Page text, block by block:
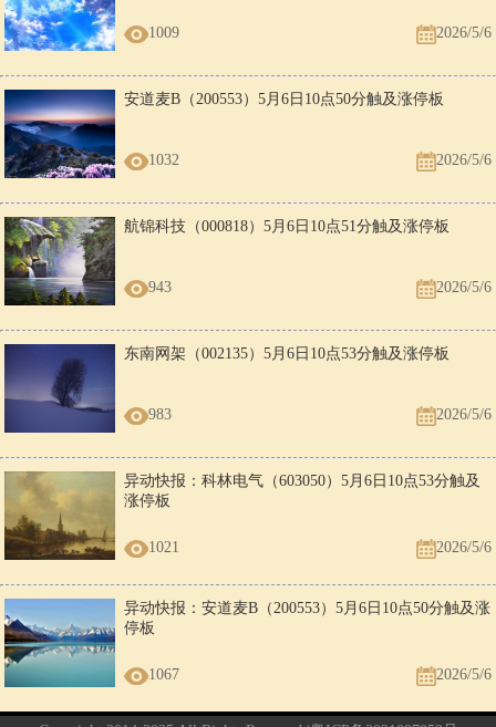
1009 2026/5/6
安道麦B（200553）5月6日10点50分触及涨停板
1032 2026/5/6
航锦科技（000818）5月6日10点51分触及涨停板
943 2026/5/6
东南网架（002135）5月6日10点53分触及涨停板
983 2026/5/6
异动快报：科林电气（603050）5月6日10点53分触及
涨停板
1021 2026/5/6
异动快报：安道麦B（200553）5月6日10点50分触及涨
停板
1067 2026/5/6